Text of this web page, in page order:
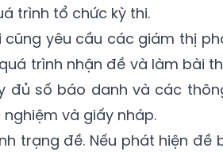
trình tổ chức kỳ thi.
cũng yêu cầu các giám thị
trình nhận đề và làm bài
đủ số báo danh và các
và giấy nháp.
trạng đề. Nếu phát hiện đề